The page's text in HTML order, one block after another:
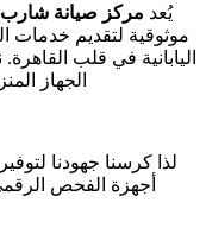
يُعد مركز صيانة شارب
موثوقية لتقديم خدمات
اليابانية في قلب
الجهاز
لذا كرسنا جهودنا
أجهزة الفحص